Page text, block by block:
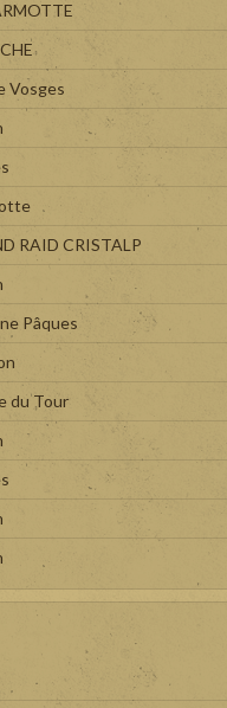
Vosges
RAID CRISTALP
Pâques
du Tour